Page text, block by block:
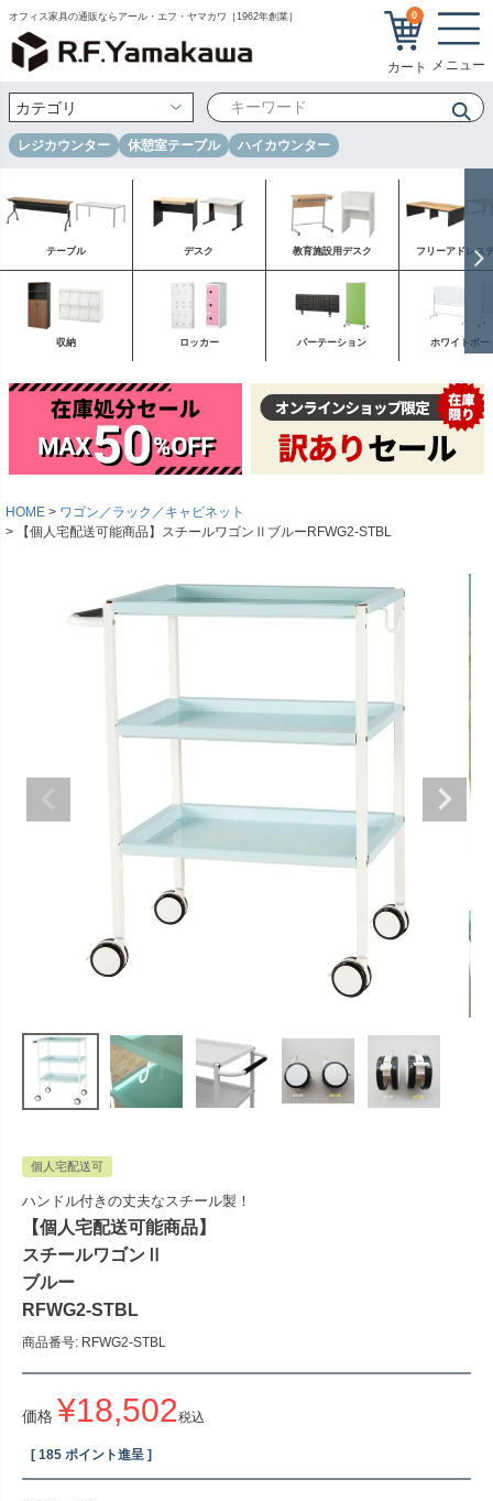
オフィス家具の通販ならアール・エフ・ヤマカワ［1962年創業］ 0
レジカウンター 休憩室テーブル ハイカウンター
テーブル デスク 教育施設用デスク フリーアドレス
収納 ロッカー パーテーション ホワイトボー
HOME
ワゴン／ラック／キャビネット
【個人宅配送可能商品】スチールワゴンⅡブルーRFWG2-STBL
個人宅配送可
ハンドル付きの丈夫なスチール製！
【個人宅配送可能商品】
スチールワゴンⅡ
ブルー
RFWG2-STBL
商品番号 RFWG2-STBL
価格 ¥18,502税込
[ 185 ポイント進呈 ]